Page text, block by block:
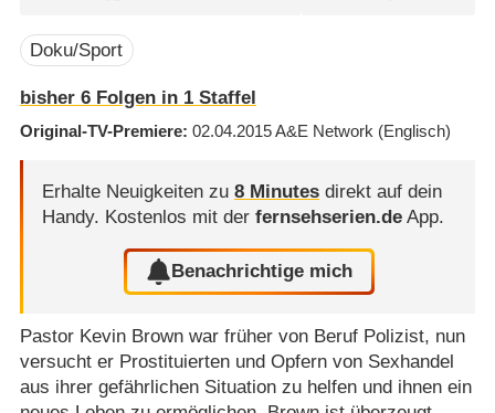
Doku/Sport
bisher 6Folgen in 1Staffel
Original-TV-Premiere 02.04.2015A&E Network (Englisch)
Erhalte Neuigkeiten zu 8 Minutesdirekt auf dein
Handy. Kostenlos mit der fernsehserien.deApp.
Benachrichtige mich
Pastor Kevin Brown war früher von Beruf Polizist, nun
versucht er Prostituierten und Opfern von Sexhandel
aus ihrer gefährlichen Situation zu helfen und ihnen ein